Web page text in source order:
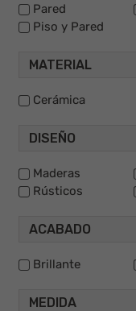
Pared
Piso y Pared
MATERIAL
Cerámica
DISEÑO
Maderas
Rústicos
ACABADO
Brillante
MEDIDA